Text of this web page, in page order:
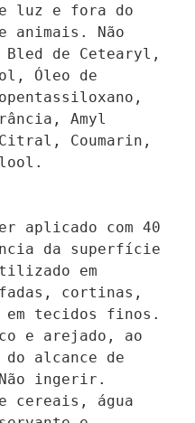
luz e fora do
animais. Não
de Cetearyl,
Óleo de
Amyl
Coumarin,
aplicado com 40
da superfície
em
cortinas,
tecidos finos.
e arejado, ao
alcance de
ingerir.
cereais, água